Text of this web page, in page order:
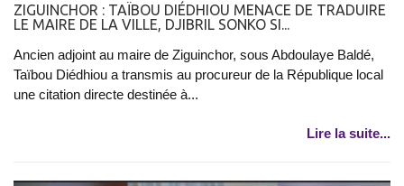
ZIGUINCHOR : TAÏBOU DIÉDHIOU MENACE DE TRADUIRE
LE MAIRE DE LA VILLE, DJIBRIL SONKO SI...
Ancien adjoint au maire de Ziguinchor, sous Abdoulaye Baldé,
Taïbou Diédhiou a transmis au procureur de la République local
une citation directe destinée à...
Lire la suite...